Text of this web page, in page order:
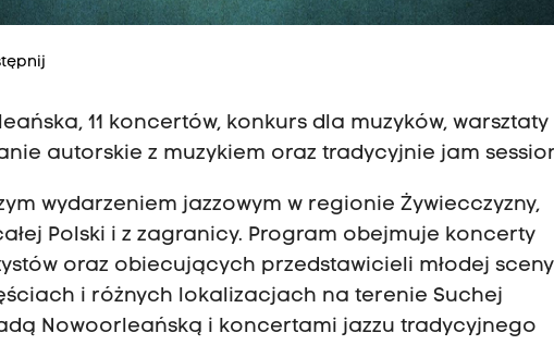
11 koncertów, konkurs dla muzyków, warsztaty
autorskie z muzykiem oraz tradycyjnie jam
wydarzeniem jazzowym w regionie Żywiecczyzny,
Polski i z zagranicy. Program obejmuje koncerty
oraz obiecujących przedstawicieli młodej sceny
i różnych lokalizacjach na terenie Suchej
Nowoorleańską i koncertami jazzu tradycyjnego